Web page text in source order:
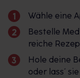
Wähle eine
Bestelle
reiche
Hole deine
oder lass´